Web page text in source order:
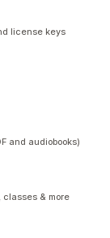
license keys
and audiobooks)
classes & more